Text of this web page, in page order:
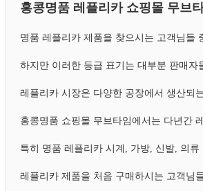
홍콩명품 레플리카 쇼핑몰 무브
명품 레플리카 제품을 찾으시는 고객님들
하지만 이러한 등급 표기는 대부분 판매
레플리카 시장은 다양한 공장에서 생산되
홍콩명품 쇼핑몰 무브타임에서는 다년간
특히 명품 레플리카 시계, 가방, 신발, 의
레플리카 제품을 처음 구매하시는 고객님